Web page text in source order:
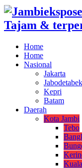
Tajam &
Home
Home
Nasional
Jakarta
Jabodetabek
Kepri
Batam
Daerah
Kota Jambi
Tebo